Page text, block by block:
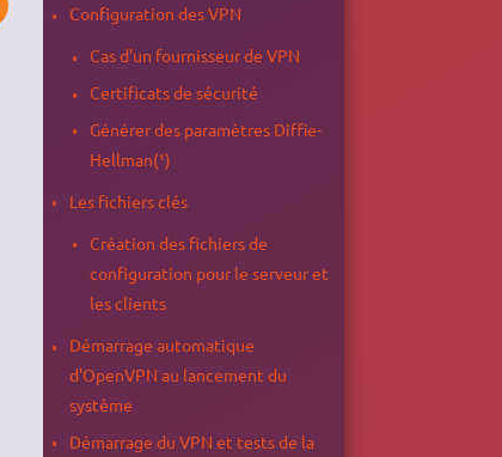
Configuration des VPN
Cas d'un fournisseur de VPN
Certificats de sécurité
Générer des paramètres Diffie-
Hellman(¹)
Les fichiers clés
Création des fichiers de
configuration pour le serveur et
les clients
Démarrage automatique
d'OpenVPN au lancement du
système
Démarrage du VPN et tests de la